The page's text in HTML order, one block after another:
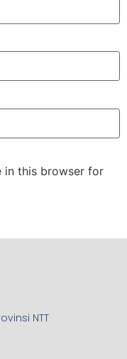
in this browser for
NTT